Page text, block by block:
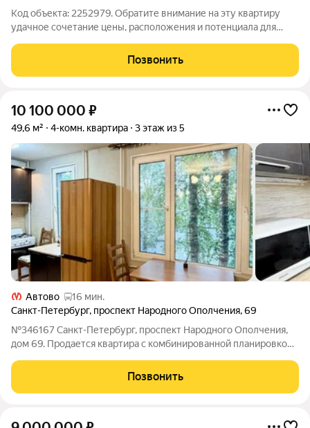
Код объекта: 2252979. Обратите внимание на эту квартиру
удачное сочетание цены, расположения и потенциала для
увидеть вживую и вы поймете какая это жемчужина. Локация
и инфраструктура: - 5
Позвонить
10 100 000 ₽
49,6 м² 4-комн. квартира 3 этаж из 5
Автово
16 мин.
Санкт-Петербург, проспект Народного Ополчения,69
№346167 Санкт-Петербург, проспект Народного Ополчения,
дом 69. Продается квартира с комбинированной планировкой
остаются новому владельцу, все коммуникации в исправном
Позвонить